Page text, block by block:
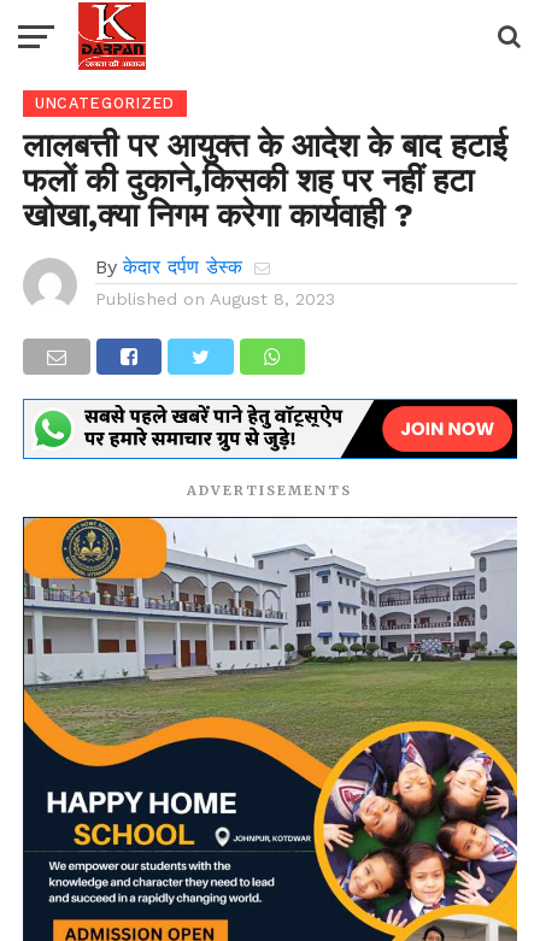
UNCATEGORIZED
लालबत्ती पर आयुक्त के आदेश के बाद हटाई
फलों की दुकाने,किसकी शह पर नहीं हटा
खोखा,क्या निगम करेगा कार्यवाही ?
By केदार दर्पण डेस्क
Published on August 8, 2023
ADVERTISEMENTS